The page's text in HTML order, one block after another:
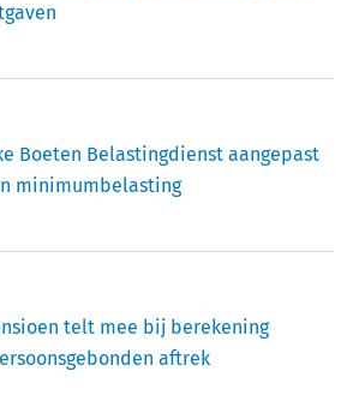
Boeten Belastingdienst aangepast
minimumbelasting
telt mee bij berekening
aftrek